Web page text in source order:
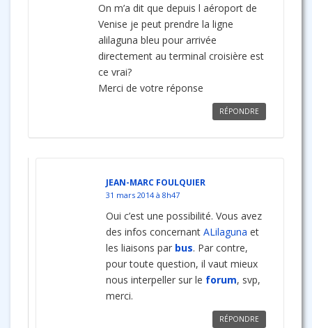
On m’a dit que depuis l aéroport de
Venise je peut prendre la ligne
alilaguna bleu pour arrivée
directement au terminal croisière est
ce vrai?
Merci de votre réponse
RÉPONDRE
JEAN-MARC FOULQUIER
31 mars 2014 à 8h47
Oui c’est une possibilité. Vous avez
des infos concernant ALilaguna et
les liaisons par bus. Par contre,
pour toute question, il vaut mieux
nous interpeller sur le forum, svp,
merci.
RÉPONDRE